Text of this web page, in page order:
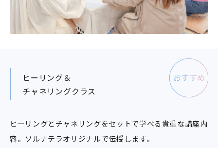
ヒーリング＆
チャネリングクラス
ヒーリングとチャネリングをセットで学べる貴重な講座内
容。ソルナテラオリジナルで伝授します。